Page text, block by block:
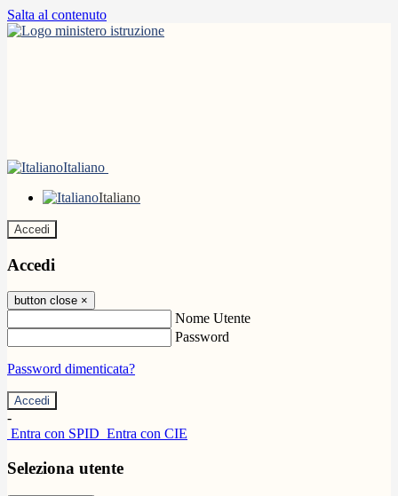
Salta al contenuto
Italiano
Italiano
Accedi
Accedi
button close ×
Nome Utente
Password
Password dimenticata?
-
Entra con SPID Entra con CIE
Seleziona utente